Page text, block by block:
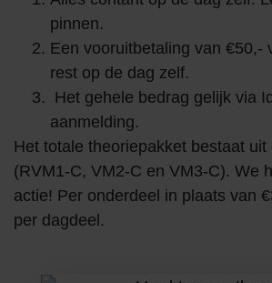
pinnen.
Een vooruitbetaling van €50,-
rest op de dag zelf.
Het gehele bedrag gelijk via
aanmelding.
Het totale theoriepakket bestaat uit
(RVM1-C, VM2-C en VM3-C). We
actie! Per onderdeel in plaats van
per dagdeel.